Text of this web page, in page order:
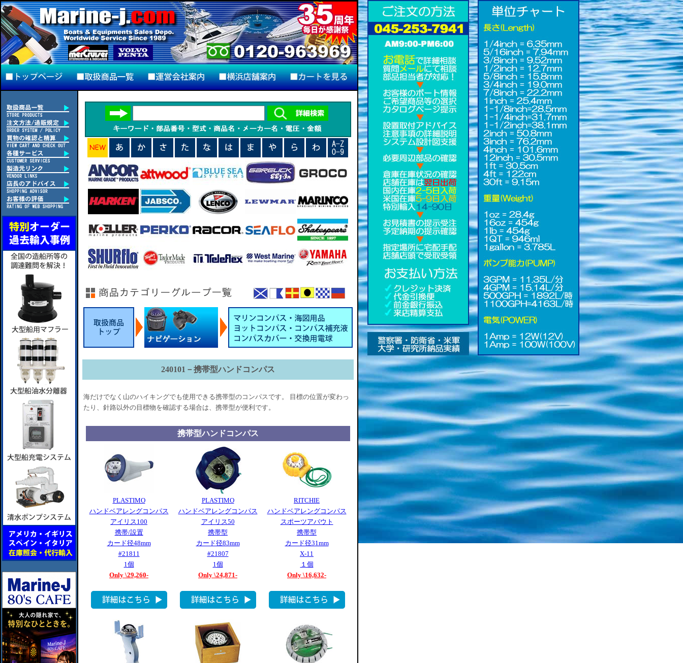
240101－携帯型ハンドコンパス
海だけでなく山のハイキングでも使用できる携帯型のコンパスです。 目標の位置が変わっ
たり、針路以外の目標物を確認する場合は、携帯型が便利です。
携帯型ハンドコンパス
PLASTIMO
ハンドベアレングコンパス
アイリス100
携帯/設置
カード径48mm
#21811
1個
Only \29,260-
PLASTIMO
ハンドベアレングコンパス
アイリス50
携帯型
カード径83mm
#21807
1個
Only \24,871-
RITCHIE
ハンドベアレングコンパス
スポーツアバウト
携帯型
カード径31mm
X-11
１個
Only \16,632-